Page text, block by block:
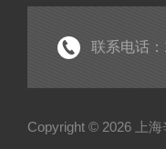
联系电话
Copyright © 2026 上